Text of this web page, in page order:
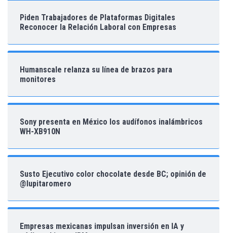
Piden Trabajadores de Plataformas Digitales
Reconocer la Relación Laboral con Empresas
Humanscale relanza su línea de brazos para
monitores
Sony presenta en México los audífonos inalámbricos
WH-XB910N
Susto Ejecutivo color chocolate desde BC; opinión de
@lupitaromero
Empresas mexicanas impulsan inversión en IA y